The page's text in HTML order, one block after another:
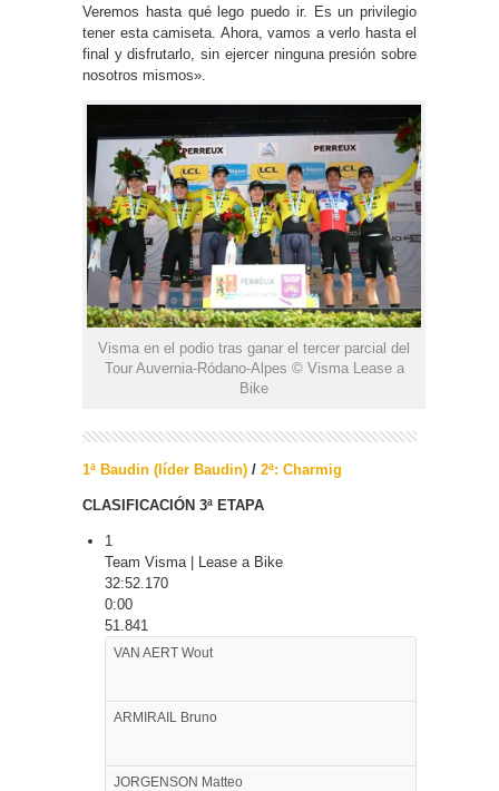
Veremos hasta qué lego puedo ir. Es un privilegio
tener esta camiseta. Ahora, vamos a verlo hasta el
final y disfrutarlo, sin ejercer ninguna presión sobre
nosotros mismos».
Visma en el podio tras ganar el tercer parcial del
Tour Auvernia-Ródano-Alpes © Visma Lease a
Bike
1ª Baudin (líder Baudin) / 2ª: Charmig
CLASIFICACIÓN 3ª ETAPA
1
Team Visma | Lease a Bike
32:52.170
0:00
51.841
VAN AERT Wout
ARMIRAIL Bruno
JORGENSON Matteo